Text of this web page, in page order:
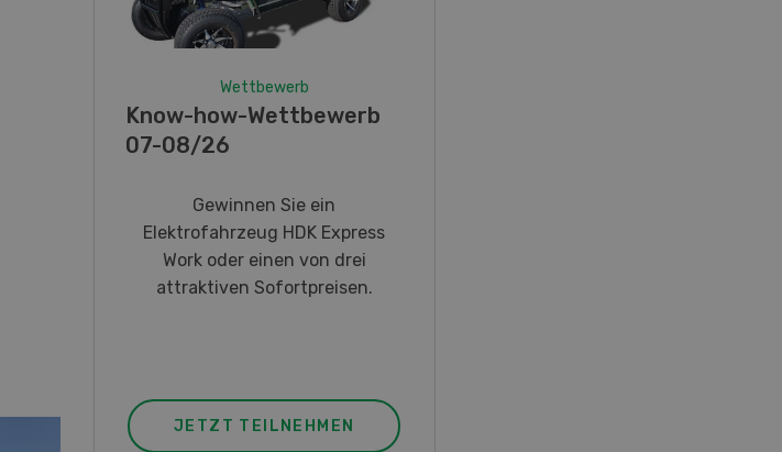
Wettbewerb
Know-how-Wettbewerb
07-08/26
Gewinnen Sie ein
Elektrofahrzeug HDK Express
Work oder einen von drei
attraktiven Sofortpreisen.
JETZT TEILNEHMEN